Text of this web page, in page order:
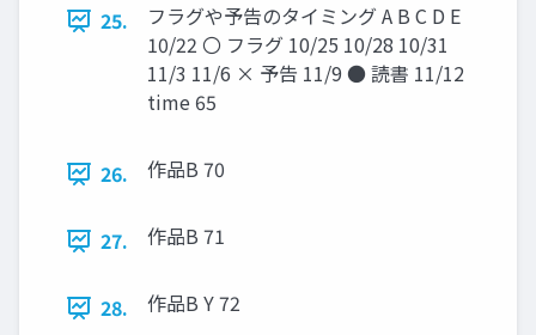
25.
フラグや予告のタイミング A B C D E
10/22 〇 フラグ 10/25 10/28 10/31
11/3 11/6 × 予告 11/9 ● 読書 11/12
time 65
26. 作品B 70
27. 作品B 71
28. 作品B Y 72